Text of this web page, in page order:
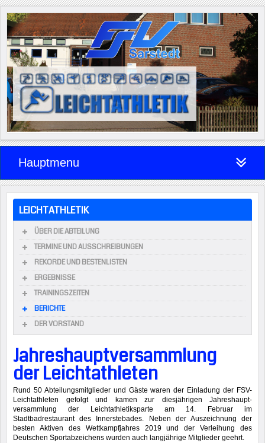
Hauptmenu
LEICHTATHLETIK
ÜBER DIE ABTEILUNG
TERMINE UND AUSSCHREIBUNGEN
REKORDE UND BESTENLISTEN
ERGEBNISSE
TRAININGSZEITEN
BERICHTE
DER VORSTAND
Jahreshauptversammlung
der Leichtathleten
Rund 50 Abteilungsmitglieder und Gäste waren der Einladung der FSV-
Leichtathleten gefolgt und kamen zur diesjährigen Jahreshaupt­
versammlung der Leichtathletiksparte am 14. Februar im
Stadtbadrestaurant des Innerstebades. Neben der Auszeichnung der
besten Aktiven des Wettkampfjahres 2019 und der Verleihung des
Deutschen Sportabzeichens wurden auch langjährige Mitglieder geehrt.